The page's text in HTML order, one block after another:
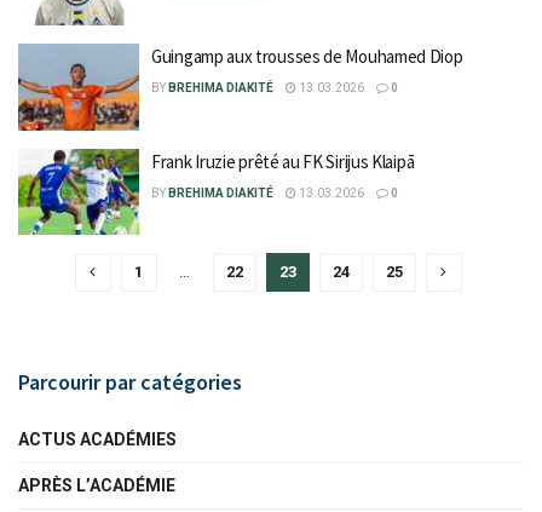
Guingamp aux trousses de Mouhamed Diop
BY BREHIMA DIAKITÉ 13.03.2026 0
Frank Iruzie prêté au FK Sirijus Klaipā
BY BREHIMA DIAKITÉ 13.03.2026 0
1 … 22 23 24 25
Parcourir par catégories
ACTUS ACADÉMIES
APRÈS L’ACADÉMIE